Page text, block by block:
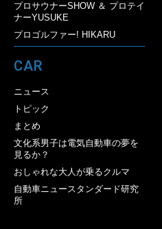
プロサウナーSHOW ＆ プロテイ
ナーYUSUKE
プロゴルファー! HIKARU
CAR
ニュース
トピック
まとめ
文化系男子は電気自動車の夢を
見るか？
おしゃれな大人が乗るクルマ
自動車ニュースタンダード研究
所